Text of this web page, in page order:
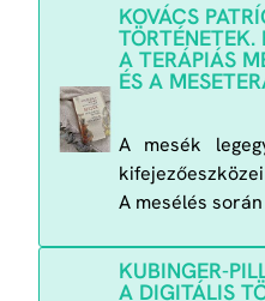
KOVÁCS
TÖRTÉNETEK.
A TERÁPIÁS
ÉS A
A mesék
A mesélés
KUBINGER-
A DIGITÁLIS